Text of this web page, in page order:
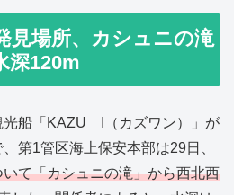
見場所、カシュニの滝
120m
光船「KAZU I（カズワン）」が
第1管区海上保安本部は29日、
て「カシュニの滝」から西北西